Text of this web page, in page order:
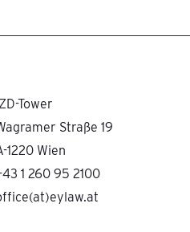
Tower
Straße 19
1220 Wien
1 260 95 2100